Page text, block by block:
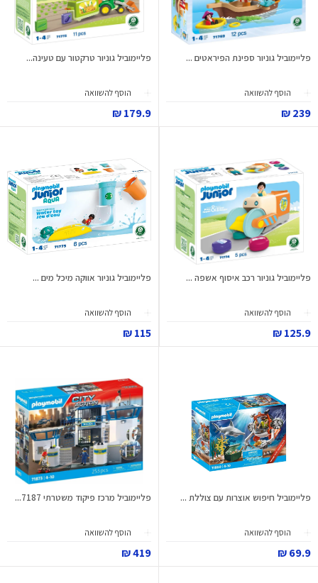
פליימוביל גוניור ספינת הפיראטים ...
הוסף להשוואה
239 ₪
פליימוביל גוניור טרקטור עם טעינה...
הוסף להשוואה
179.9 ₪
פליימוביל גוניור רכב איסוף אשפה ...
הוסף להשוואה
125.9 ₪
פליימוביל גוניור אווקה מיכל מים ...
הוסף להשוואה
115 ₪
פליימוביל חיפוש אוצרות עם צוללת ...
הוסף להשוואה
69.9 ₪
פליימוביל מרכז פיקוד משטרתי 7187...
הוסף להשוואה
419 ₪